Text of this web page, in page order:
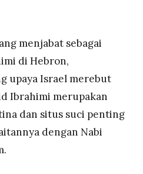
menjabat sebagai
di Hebron,
upaya Israel merebut
Ibrahimi merupakan
dan situs suci penting
dengan Nabi